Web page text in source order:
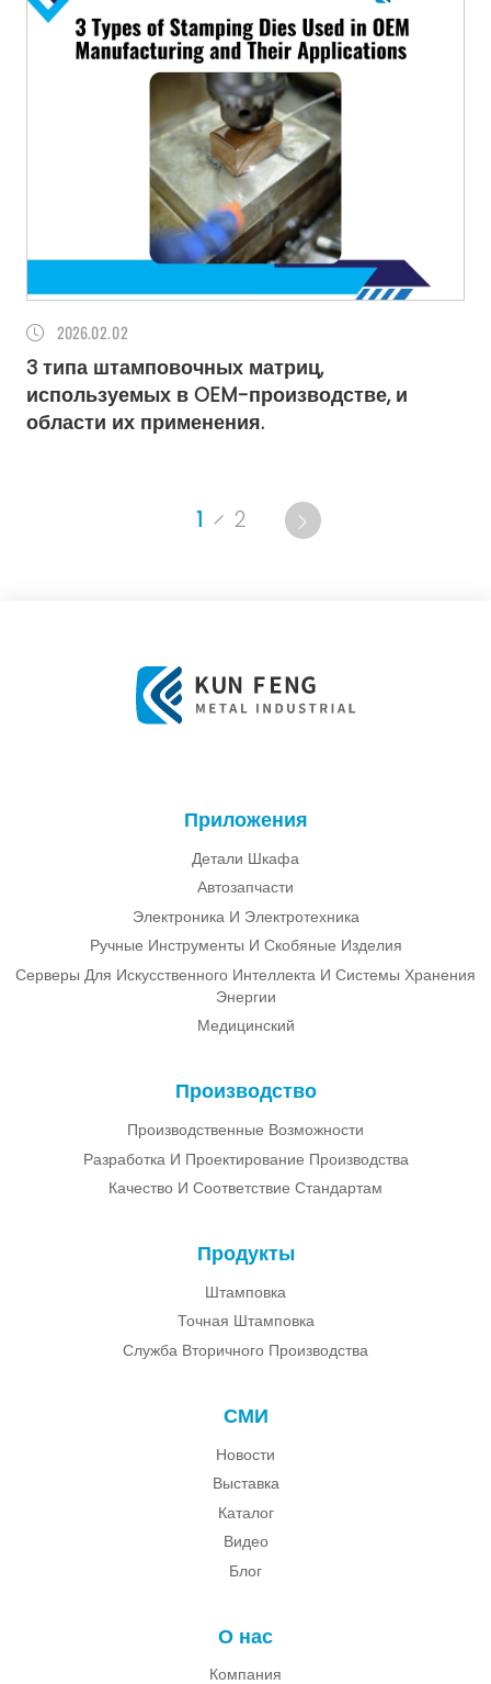
202602.02
3 типа штамповочных матриц,
используемых в OEM-производстве, и
области их применения.
1 2
Приложения
Детали Шкафа
Автозапчасти
Электроника И Электротехника
Ручные Инструменты И Скобяные Изделия
Серверы Для Искусственного Интеллекта И Системы Хранения
Энергии
Медицинский
Производство
Производственные Возможности
Разработка И Проектирование Производства
Качество И Соответствие Стандартам
Продукты
Штамповка
Точная Штамповка
Служба Вторичного Производства
СМИ
Новости
Выставка
Каталог
Видео
Блог
О нас
Компания